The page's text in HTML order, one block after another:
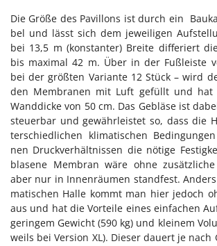
Die Grö­ße des Pa­vil­lons ist durch ein
bel und lässt sich dem je­wei­li­gen
bei 13,5 m (kon­stan­ter) Brei­te dif­fe­riert
bis ma­xi­mal 42 m. Über in der Fuß­leis­te
bei der größ­ten Va­ri­an­te 12 Stück – wird
den Mem­bra­nen mit Luft ge­füllt und hat
Wand­di­cke von 50 cm. Das Ge­blä­se ist
steu­er­bar und ge­währ­leis­tet so, dass die
ter­schied­li­chen kli­ma­ti­schen
nen Druck­ver­hält­nis­sen die nö­ti­ge
bla­se­ne Mem­bran wäre ohne
aber nur in In­nen­räu­men stand­fest.
ma­ti­schen Hal­le kommt man hier je­doch
aus und hat die Vor­tei­le ei­nes ein­fa­chen
ge­rin­gem Ge­wicht (590 kg) und klei­nem
weils bei Ver­si­on XL). Die­ser dau­ert je nach